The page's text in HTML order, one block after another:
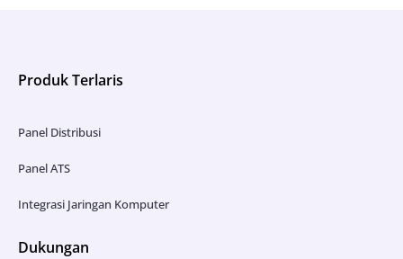
Produk Terlaris
Panel Distribusi
Panel ATS
Integrasi Jaringan Komputer
Dukungan